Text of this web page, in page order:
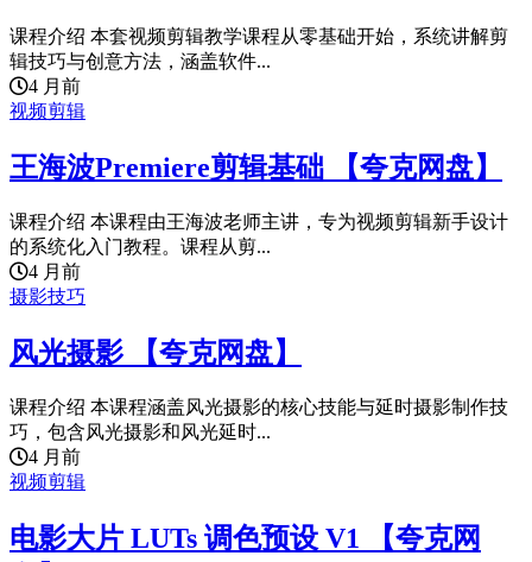
课程介绍 本套视频剪辑教学课程从零基础开始，系统讲解剪
辑技巧与创意方法，涵盖软件...
4 月前
视频剪辑
王海波Premiere剪辑基础 【夸克网盘】
课程介绍 本课程由王海波老师主讲，专为视频剪辑新手设计
的系统化入门教程。课程从剪...
4 月前
摄影技巧
风光摄影 【夸克网盘】
课程介绍 本课程涵盖风光摄影的核心技能与延时摄影制作技
巧，包含风光摄影和风光延时...
4 月前
视频剪辑
电影大片 LUTs 调色预设 V1 【夸克网